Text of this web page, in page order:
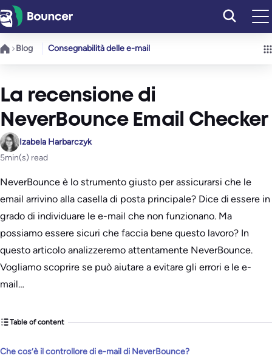
Vai
al
contenuto
Blog Consegnabilità delle e-mail
La recensione di
NeverBounce Email Checker
Izabela Harbarczyk
5min(s) read
NeverBounce è lo strumento giusto per assicurarsi che le
email arrivino alla casella di posta principale? Dice di essere in
grado di individuare le e-mail che non funzionano. Ma
possiamo essere sicuri che faccia bene questo lavoro? In
questo articolo analizzeremo attentamente NeverBounce.
Vogliamo scoprire se può aiutare a evitare gli errori e le e-
mail…
Table of content
Che cos’è il controllore di e-mail di NeverBounce?